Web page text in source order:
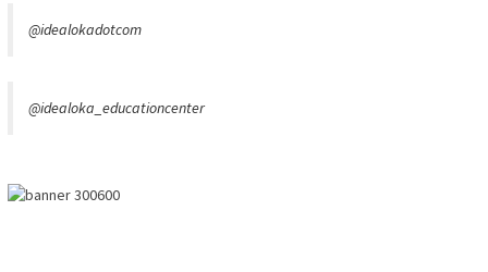
@idealokadotcom
@idealoka_educationcenter